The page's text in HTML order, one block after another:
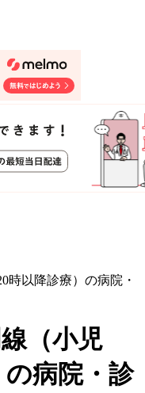
時以降診療）の病院・
（小児
の病院・診